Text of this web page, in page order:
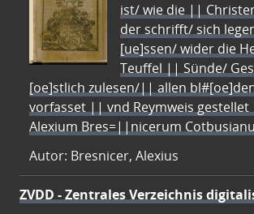
ist/ wie die ||
der schrifft/ sich
[ue]ssen/ wider die
Teuffel || Sünde/
[oe]stlich zulesen/|| allen
vorfasset || vnd Reymweis
Alexium Bres=||nicerum
Autor: Bresnicer, Alexius
ZVDD - Zentrales Verzeichnis